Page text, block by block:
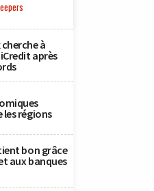
à
après
régions
bon grâce
aux banques